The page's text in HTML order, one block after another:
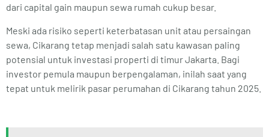
dari capital gain maupun sewa rumah cukup besar.
Meski ada risiko seperti keterbatasan unit atau persaingan
sewa, Cikarang tetap menjadi salah satu kawasan paling
potensial untuk investasi properti di timur Jakarta. Bagi
investor pemula maupun berpengalaman, inilah saat yang
tepat untuk melirik pasar perumahan di Cikarang tahun 2025.